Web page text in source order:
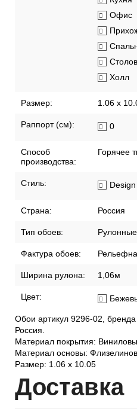
Офис
Холл
Размер: 1.06 x
Раппорт (см): 0
Способ
производства:
Горячее
Стиль: Design
Страна: Россия
Тип обоев: Рулонные
Фактура обоев:
Ширина рулона: 1,06м
Цвет:
Обои артикул 9296-02,
Россия.
Материал покрытия:
Материал основы:
Размер: 1.06 x 10.05
Доставка